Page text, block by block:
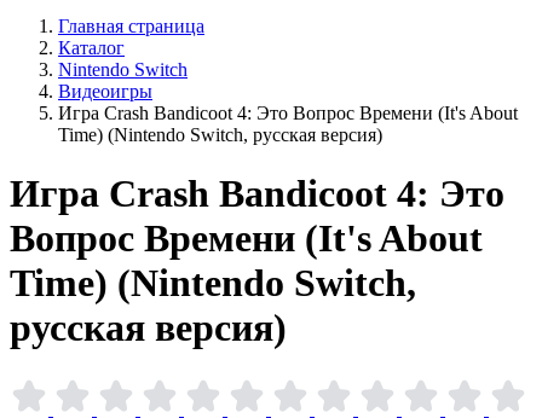
Главная страница
Каталог
Nintendo Switch
Видеоигры
Игра Crash Bandicoot 4: Это Вопрос Времени (It's About
Time) (Nintendo Switch, русская версия)
Игра Crash Bandicoot 4: Это
Вопрос Времени (It's About
Time) (Nintendo Switch,
русская версия)